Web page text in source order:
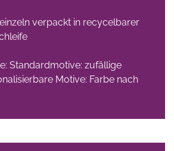
verpackt in recycelbarer
Standardmotive: zufällige
Motive: Farbe nach